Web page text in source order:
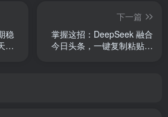
稳
上
下一篇
掌握这招：DeepSeek 融合
今日头条，一键复制粘贴，